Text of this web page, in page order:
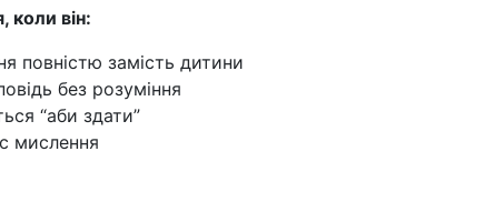
коли він:
повністю замість дитини
без розуміння
“аби здати”
мислення